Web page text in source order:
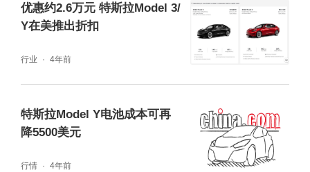
优惠约2.6万元 特斯拉Model 3/
Y在美推出折扣
行业 4年前
特斯拉Model Y电池成本可再
降5500美元
行情 4年前